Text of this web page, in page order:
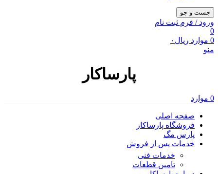
جست و جو
ورود / فرم ثبت نام
0
0 موارد ریال ۰
منو
پارساکار
0 موارد
صفحه اصلی
فروشگاه پارساکار
پارس مگ
خدمات پس از فروش
خدمات فنی
تامین قطعات